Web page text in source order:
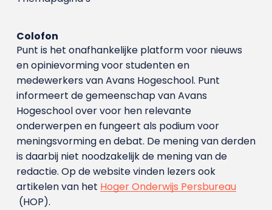
Colofon
Punt is het onafhankelijke platform voor nieuws
en opinievorming voor studenten en
medewerkers van Avans Hoge­school. Punt
informeert de gemeenschap van Avans
Hogeschool over voor hen relevante
onderwerpen en fungeert als podium voor
meningsvorming en debat. De mening van derden
is daarbij niet noodzakelijk de mening van de
redactie. Op de website vinden lezers ook
artikelen van het Hoger Onderwijs Persbureau
(HOP).